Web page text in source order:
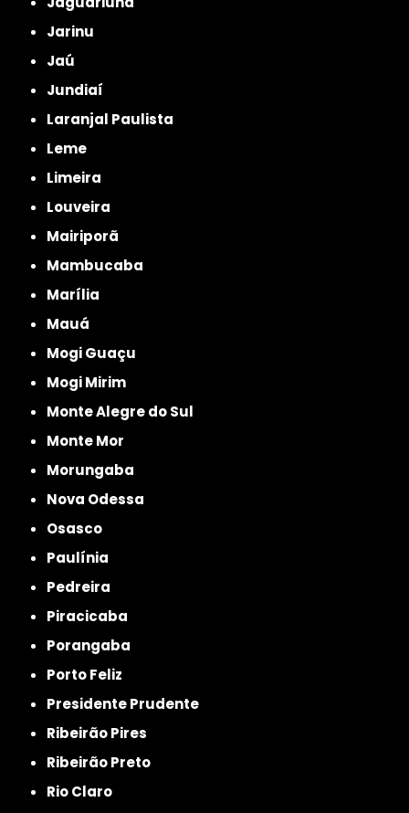
Jarinu
Jaú
Jundiaí
Laranjal Paulista
Leme
Limeira
Louveira
Mairiporã
Mambucaba
Marília
Mauá
Mogi Guaçu
Mogi Mirim
Monte Alegre do Sul
Monte Mor
Morungaba
Nova Odessa
Osasco
Paulínia
Pedreira
Piracicaba
Porangaba
Porto Feliz
Presidente Prudente
Ribeirão Pires
Ribeirão Preto
Rio Claro